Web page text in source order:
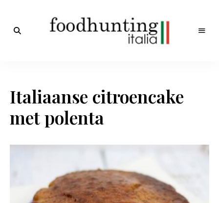
Italia
van
Italië!
beste
Italiaanse
recepten
Italiaanse citroencake
met polenta